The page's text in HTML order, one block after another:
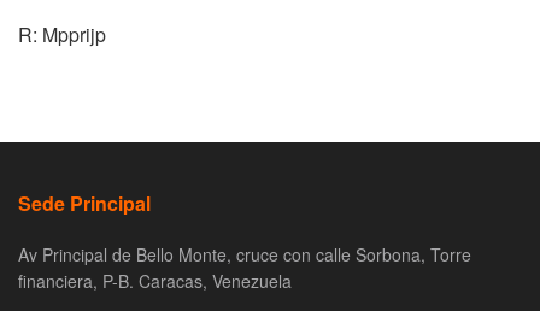
R: Mpprijp
Sede Principal
Av Principal de Bello Monte, cruce con calle Sorbona, Torre
financiera, P-B. Caracas, Venezuela